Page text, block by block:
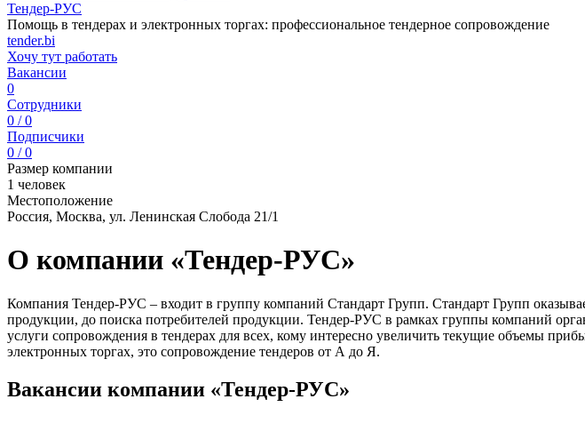
Тендер-РУС
Помощь в тендерах и электронных торгах: профессиональное тендерное сопровождение
tender.bi
Хочу тут работать
Вакансии
0
Сотрудники
0 / 0
Подписчики
0 / 0
Размер компании
1 человек
Местоположение
Россия, Москва, ул. Ленинская Слобода 21/1
О компании «Тендер-РУС»
Компания Тендер-РУС – входит в группу компаний Стандарт Групп. Стандарт Групп
продукции, до поиска потребителей продукции. Тендер-РУС в рамках группы компаний
услуги сопровождения в тендерах для всех, кому интересно увеличить текущие объемы
электронных торгах, это сопровождение тендеров от А до Я.
Вакансии компании «Тендер-РУС»